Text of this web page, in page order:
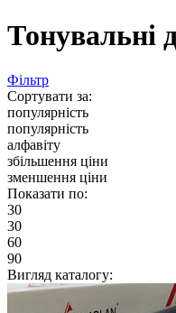
Тонувальні
Фільтр
Сортувати за:
популярність
популярність
алфавіту
збільшення ціни
зменшення ціни
Показати по:
30
30
60
90
Вигляд каталогу: